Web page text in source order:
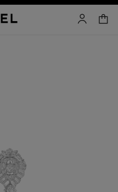
マイアカ
カー